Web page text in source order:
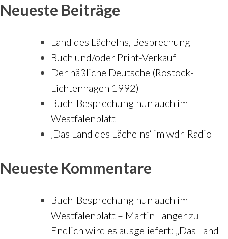
Neueste Beiträge
Land des Lächelns, Besprechung
Buch und/oder Print-Verkauf
Der häßliche Deutsche (Rostock-
Lichtenhagen 1992)
Buch-Besprechung nun auch im
Westfalenblatt
‚Das Land des Lächelns‘ im wdr-Radio
Neueste Kommentare
Buch-Besprechung nun auch im
Westfalenblatt – Martin Langer zu
Endlich wird es ausgeliefert: „Das Land